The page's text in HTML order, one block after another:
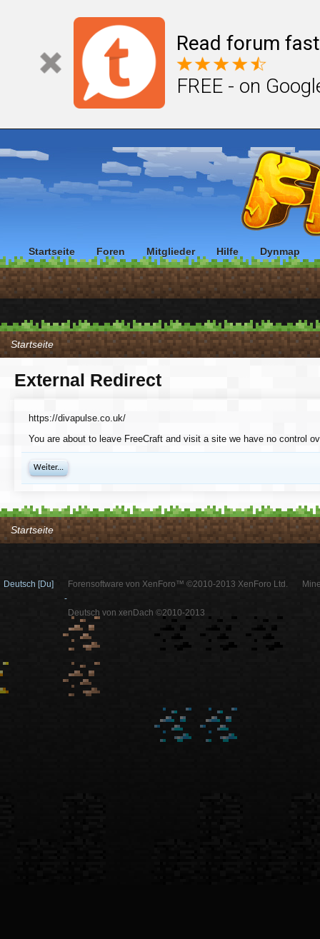
Read forum
FREE - on
Startseite
External Redirect
https://divapulse.co.uk/
You are about to leave FreeCraft and visit a site we have no control
Weiter...
Startseite
Startseite Foren Mitglieder Hilfe Dynmap
Deutsch [Du]
Forensoftware von XenForo™ ©2010-2013 XenForo Ltd.
-
Deutsch von xenDach ©2010-2013